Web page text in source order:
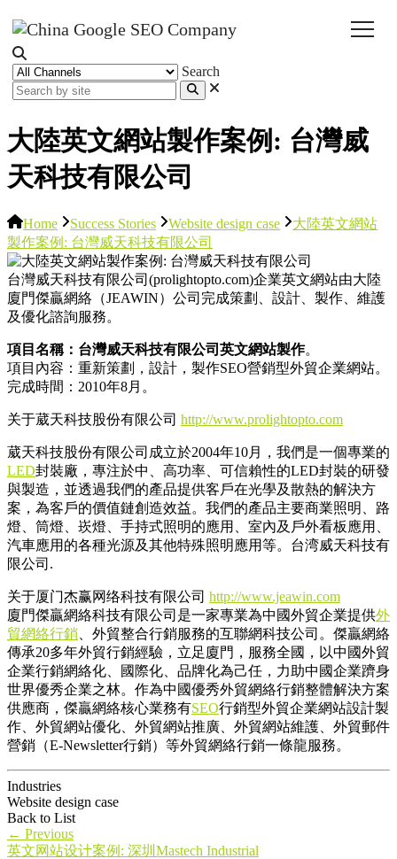
Search
大陸英文網站製作案例: 台灣威
天科技有限公司
Home Success Stories Website design case
大陸英文網站
製作案例: 台灣威天科技有限公司
台灣威天科技有限公司(prolightopto.com)企業英文網站由大陸
廈門傑贏網絡（JEAWIN）公司完成策劃、設計、製作、維護
及優化諮詢服務。
項目名稱：台灣威天科技有限公司英文網站製作。
項目內容：重新策劃，設計，製作SEO營銷型外貿企業網站。
完成時間：2010年8月。
关于葳天科技股份有限公司 http://www.prolightopto.com
葳天科技股份有限公司成立於2004年10月，我們是一個專業的
LED封裝廠，專注於中、高功率、可信賴性的LED封裝的研發
與製造，並透過我們的產品提供客戶在光學及散熱的解決方
案，為客戶的價值鏈創造效益。我們的產品主要商業照明、路
燈、筒燈、崁燈、手持式照明的應用、室內及戶外看板應用、
汽車應用的各種光源及其他特殊照明應用等。台湾威天科技有
限公司.
关于厦门杰赢网络科技有限公司 http://www.jeawin.com
廈門傑贏網絡科技有限公司是一家專業為中國外貿企業提供外
貿網絡行銷 、外貿整合行銷服務的互聯網科技公司。傑贏網絡
傳承20多年外貿行銷經驗，立足廈門，服務全國，以中國外貿
企業行銷網絡化、國際化、品牌化為己任，力助中國企業躋身
世界優秀企業之林。作為中國優秀外貿網絡行銷整體解決方案
供應商，傑贏網絡核心業務有SEO行銷型外貿企業網站設計製
作、外貿網站優化、外貿網站推廣、外貿網站維護、外貿郵件
營銷（E-Newsletter行銷）等外貿網絡行銷一條龍服務。
Industries
Website design case
Back to List
← Previous
英文网站设计案例: 深圳Mastech Industrial